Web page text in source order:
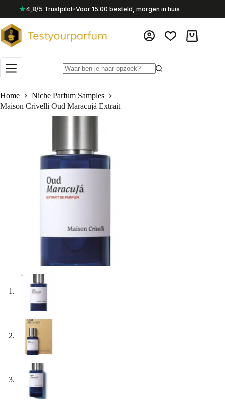
inhoud
★4,8/5 Trustpilot•Voor 15:00 besteld, morgen in huis
Home
Niche Parfum Samples
Maison Crivelli Oud Maracujá Extrait